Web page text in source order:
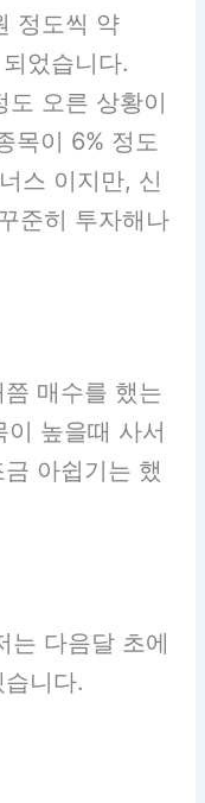
정도씩 약
었습니다.
도 오른 상황이
목이 6% 정도
스 이지만, 신
준히 투자해나
매수를 했는
높을때 사서
아쉽기는 했
는 다음달 초에
니다.